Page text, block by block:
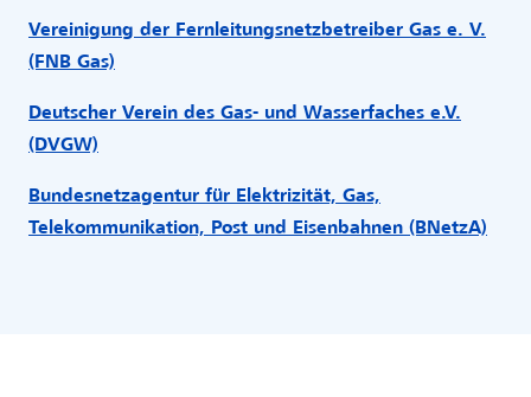
Vereinigung der Fernleitungsnetzbetreiber Gas e. V.
(FNB Gas)
Deutscher Verein des Gas- und Wasserfaches e.V.
(DVGW)
Bundesnetzagentur für Elektrizität, Gas,
Telekommunikation, Post und Eisenbahnen (BNetzA)